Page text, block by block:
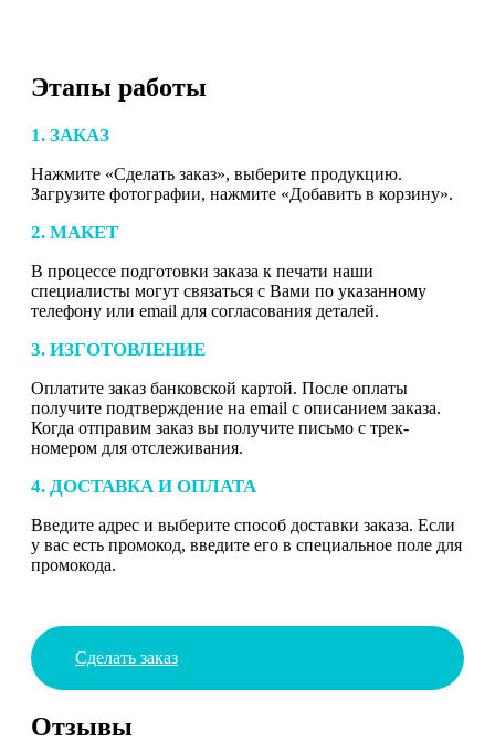
Этапы работы
1. ЗАКАЗ
Нажмите «Сделать заказ», выберите продукцию.
Загрузите фотографии, нажмите «Добавить в корзину».
2. МАКЕТ
В процессе подготовки заказа к печати наши
специалисты могут связаться с Вами по указанному
телефону или email для согласования деталей.
3. ИЗГОТОВЛЕНИЕ
Оплатите заказ банковской картой. После оплаты
получите подтверждение на email с описанием заказа.
Когда отправим заказ вы получите письмо с трек-
номером для отслеживания.
4. ДОСТАВКА И ОПЛАТА
Введите адрес и выберите способ доставки заказа. Если
у вас есть промокод, введите его в специальное поле для
промокода.
Сделать заказ
Отзывы